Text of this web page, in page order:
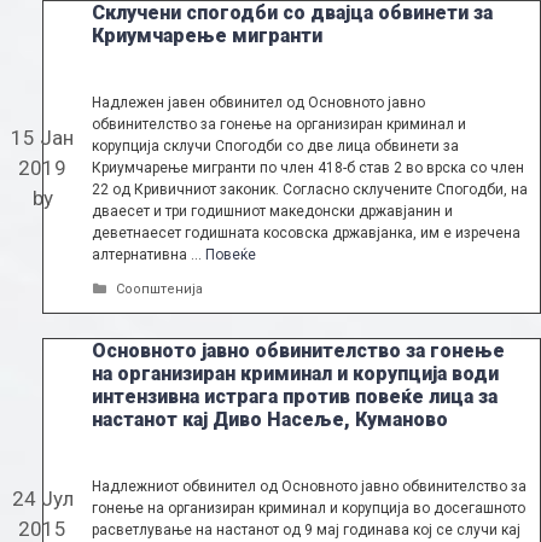
Склучени спогодби со двајца обвинети за
Криумчарење мигранти
15 Јан
2019
by
Надлежен јавен обвинител од Основното јавно
обвинителство за гонење на организиран криминал и
корупција склучи Спогодби со две лица обвинети за
Криумчарење мигранти по член 418-б став 2 во врска со член
22 од Кривичниот законик. Согласно склучените Спогодби, на
дваесет и три годишниот македонски државјанин и
деветнаесет годишната косовска државјанка, им е изречена
алтернативна … Повеќе
Categories
Соопштенија
Основното јавно обвинителство за гонење
на организиран криминал и корупција води
интензивна истрага против повеќе лица за
настанот кај Диво Насеље, Куманово
24 Јул
2015
Надлежниот обвинител од Основното јавно обвинителство за
гонење на организиран криминал и корупција во досегашното
расветлување на настанот од 9 мај годинава кој се случи кај